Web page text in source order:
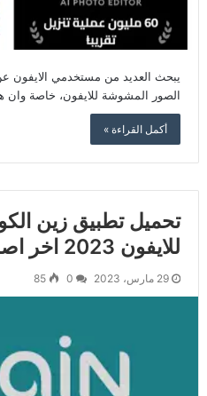
يبحث العديد من مستخدمي الايفون
الصور المشوشة للايفون، خاصة وان
أكمل القراءة »
للايفون 2023 اخر اصدار
29 مارس، 2023 0
85